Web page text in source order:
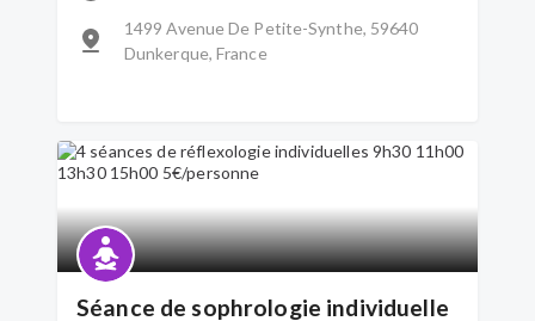
1499 Avenue De Petite-Synthe, 59640
Dunkerque, France
Séance de sophrologie individuelle